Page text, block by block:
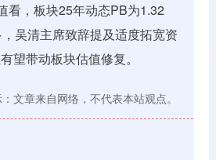
看，板块25年动态PB为1.32
吴清主席致辞提及适度拓宽资
望带动板块估值修复。
文章来自网络，不代表本站观点。